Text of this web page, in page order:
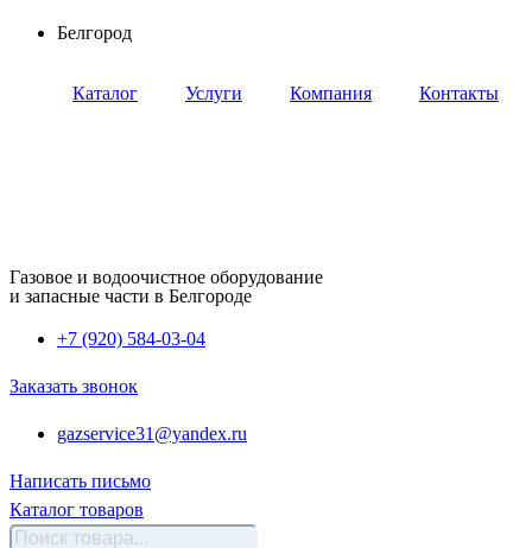
Перейти
содержимому
Белгород
Каталог Услуги Компания Контакты
Газовое и водоочистное оборудование
и запасные части в Белгороде
+7 (920) 584-03-04
Заказать звонок
gazservice31@yandex.ru
Написать письмо
Каталог товаров
Поиск